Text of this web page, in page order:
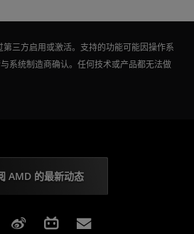
三方启用或激活。支持的功能可能因操作系
系统制造商确认。任何技术或产品都无法做
AMD 的最新动态
Weixin Weibo Bilibili